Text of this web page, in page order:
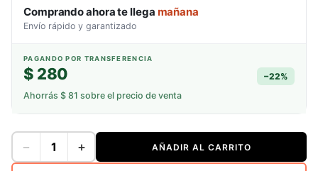
Comprando ahora te llega mañana
Envío rápido y garantizado
PAGANDO POR TRANSFERENCIA
$ 280 −22%
Ahorrás $ 81 sobre el precio de venta
− + AÑADIR AL CARRITO